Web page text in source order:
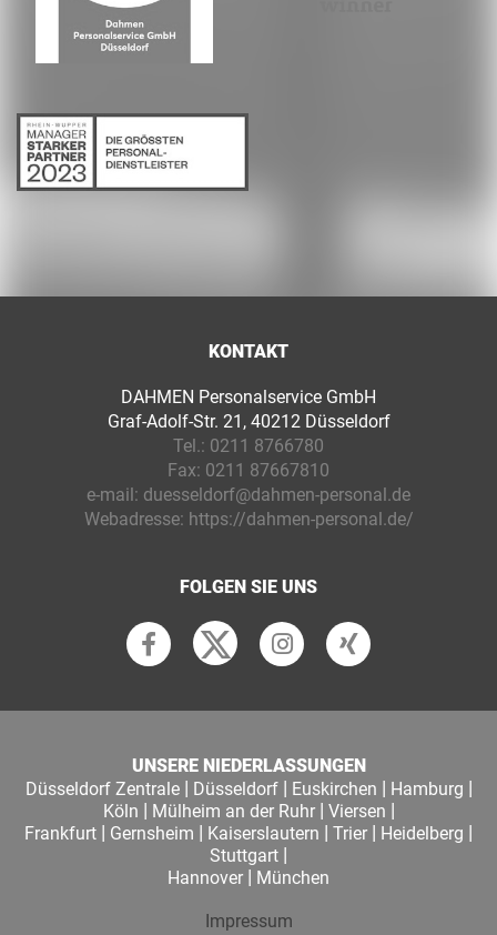
KONTAKT
DAHMEN Personalservice GmbH
Graf-Adolf-Str. 21, 40212 Düsseldorf
Tel.: 0211 8766780
Fax: 0211 87667810
e-mail: duesseldorf@dahmen-personal.de
Webadresse: https://dahmen-personal.de/
FOLGEN SIE UNS
UNSERE NIEDERLASSUNGEN
Düsseldorf Zentrale| Düsseldorf| Euskirchen | Hamburg |
Köln | Mülheim an der Ruhr| Viersen |
Frankfurt | Gernsheim | Kaiserslautern | Trier | Heidelberg |
Stuttgart |
Hannover | München
Impressum